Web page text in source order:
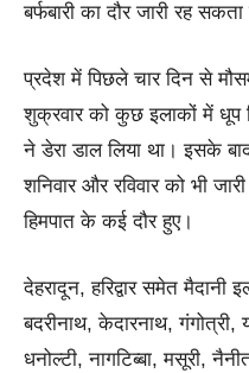
बर्फबारी का दौर जारी रह
प्रदेश में पिछले चार दिन से
शुक्रवार को कुछ इलाकों में धूप
ने डेरा डाल लिया था। इसके
शनिवार और रविवार को भी
हिमपात के कई दौर हुए।
देहरादून, हरिद्वार समेत मैदानी
बदरीनाथ, केदारनाथ, गंगोत्री,
धनोल्टी, नागटिब्बा, मसूरी,